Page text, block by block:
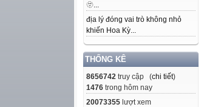
🫥...
địa lý đóng vai trò không nhỏ
khiến Hoa Kỳ...
THỐNG KÊ
8656742 truy cập (chi tiết)
1476 trong hôm nay
20073355 lượt xem